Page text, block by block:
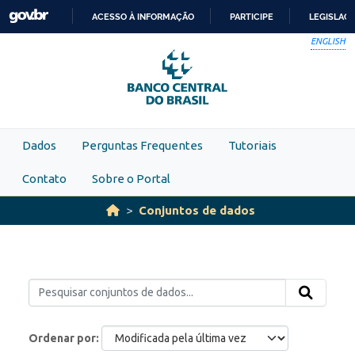
Skip to main content
PARA
O
CONTEÚDO
ACESSO À INFORMAÇÃO PARTICIPE
ENGLISH
Dados Perguntas Frequentes Tutoriais
Contato Sobre o Portal
Conjuntos de dados
Ordenar por